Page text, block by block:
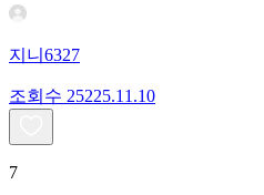
지니6327
조회수 25225.11.10
7